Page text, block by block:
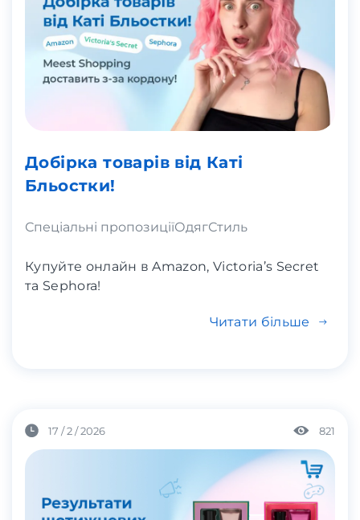
Добірка товарів від Каті
Бльостки!
Спеціальні пропозиціїОдягСтиль
Купуйте онлайн в Amazon, Victoria’s Secret
та Sephora!
Читати більше
17 / 2 / 2026 821